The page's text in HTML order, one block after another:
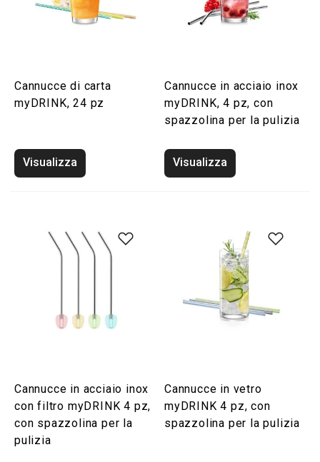
Cannucce di carta
myDRINK, 24 pz
Visualizza
Cannucce in acciaio inox
myDRINK, 4 pz, con
spazzolina per la pulizia
Visualizza
Cannucce in acciaio inox
con filtro myDRINK 4 pz,
con spazzolina per la
pulizia
Cannucce in vetro
myDRINK 4 pz, con
spazzolina per la pulizia